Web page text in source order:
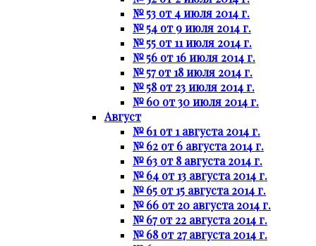
№ 53 от 4 июля 2014 г.
№ 54 от 9 июля 2014 г.
№ 55 от 11 июля 2014 г.
№ 56 от 16 июля 2014 г.
№ 57 от 18 июля 2014 г.
№ 58 от 23 июля 2014 г.
№ 60 от 30 июля 2014 г.
Август
№ 61 от 1 августа 2014 г.
№ 62 от 6 августа 2014 г.
№ 63 от 8 августа 2014 г.
№ 64 от 13 августа 2014 г.
№ 65 от 15 августа 2014 г.
№ 66 от 20 августа 2014 г.
№ 67 от 22 августа 2014 г.
№ 68 от 27 августа 2014 г.